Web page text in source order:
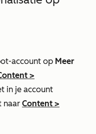
account op Meer
>
in je account
naar Content >